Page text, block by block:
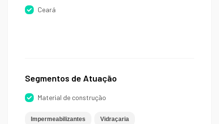
Ceará
Segmentos de Atuação
Material de construção
Impermeabilizantes Vidraçaria